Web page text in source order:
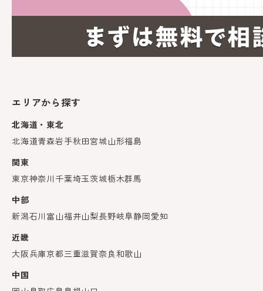
エリアから探す
北海道・東北
北海道青森岩手秋田宮城山形福島
関東
東京神奈川 千葉埼玉茨城栃木群馬
中部
新潟石川 富山福井山梨長野岐阜静岡愛知
近畿
大阪兵庫京都三重滋賀奈良和歌山
中国